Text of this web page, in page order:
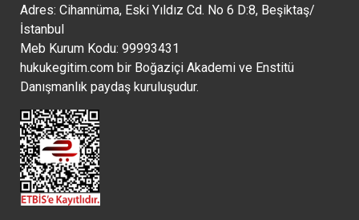
Adres: Cihannüma, Eski Yıldız Cd. No 6 D:8, Beşiktaş/
İstanbul
Meb Kurum Kodu: 99993431
hukukegitim.com bir Boğaziçi Akademi ve Enstitü
Danışmanlık paydaş kuruluşudur.